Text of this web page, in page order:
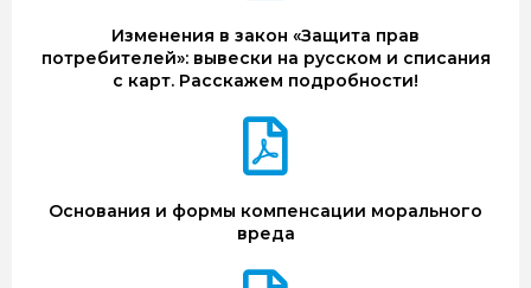
Изменения в закон «Защита прав
потребителей»: вывески на русском и списания
с карт. Расскажем подробности!
Основания и формы компенсации морального
вреда